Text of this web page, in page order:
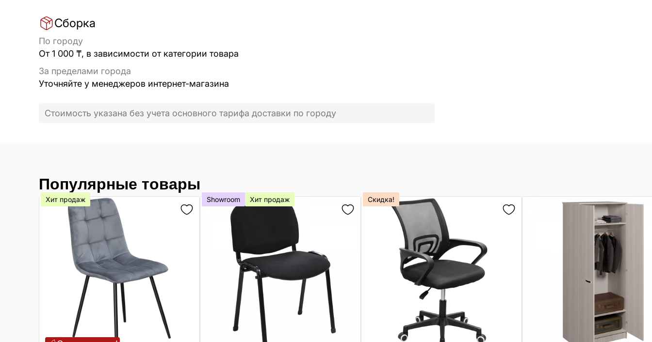
Сборка
По городу
От 1 000 ₸, в зависимости от категории товара
За пределами города
Уточняйте у менеджеров интернет-магазина
Стоимость указана без учета основного тарифа доставки по городу
Популярные товары
Хит продаж Showroom Хит продаж Скидка!